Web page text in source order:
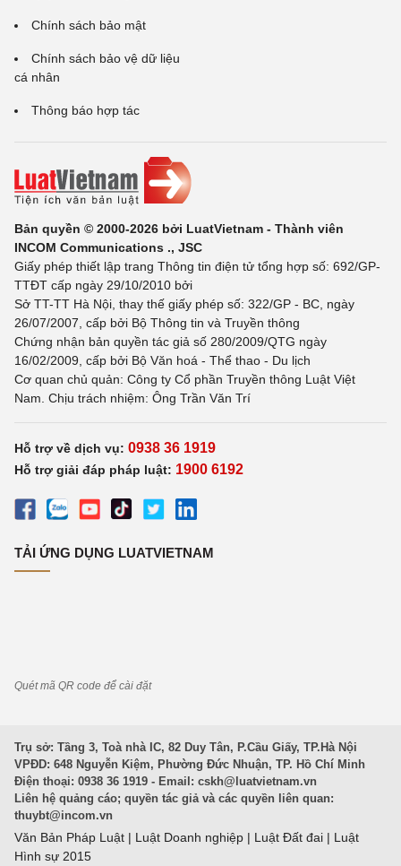
Chính sách bảo mật
Chính sách bảo vệ dữ liệu
cá nhân
Thông báo hợp tác
Bản quyền © 2000-2026 bởi LuatVietnam - Thành viên
INCOM Communications ., JSC
Giấy phép thiết lập trang Thông tin điện tử tổng hợp số: 692/GP-
TTĐT cấp ngày 29/10/2010 bởi
Sở TT-TT Hà Nội, thay thế giấy phép số: 322/GP - BC, ngày
26/07/2007, cấp bởi Bộ Thông tin và Truyền thông
Chứng nhận bản quyền tác giả số 280/2009/QTG ngày
16/02/2009, cấp bởi Bộ Văn hoá - Thể thao - Du lịch
Cơ quan chủ quản: Công ty Cổ phần Truyền thông Luật Việt
Nam. Chịu trách nhiệm: Ông Trần Văn Trí
Hỗ trợ về dịch vụ: 0938 36 1919
Hỗ trợ giải đáp pháp luật: 1900 6192
TẢI ỨNG DỤNG LUATVIETNAM
Quét mã QR code để cài đặt
Trụ sở: Tầng 3, Toà nhà IC, 82 Duy Tân, P.Cầu Giấy, TP.Hà Nội
VPĐD: 648 Nguyễn Kiệm, Phường Đức Nhuận, TP. Hồ Chí Minh
Điện thoại: 0938 36 1919 - Email: cskh@luatvietnam.vn
Liên hệ quảng cáo; quyền tác giả và các quyền liên quan:
thuybt@incom.vn
Văn Bản Pháp Luật | Luật Doanh nghiệp | Luật Đất đai | Luật
Hình sự 2015